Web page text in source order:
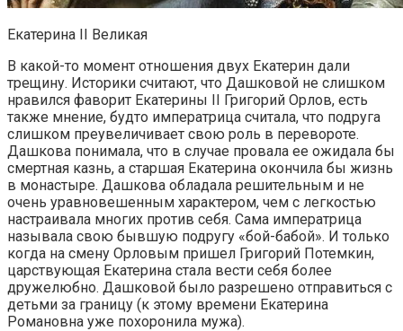
Екатерина II Великая
В какой-то момент отношения двух Екатерин дали
трещину. Историки считают, что Дашковой не слишком
нравился фаворит Екатерины II Григорий Орлов, есть
также мнение, будто императрица считала, что подруга
слишком преувеличивает свою роль в перевороте.
Дашкова понимала, что в случае провала ее ожидала бы
смертная казнь, а старшая Екатерина окончила бы жизнь
в монастыре. Дашкова обладала решительным и не
очень уравновешенным характером, чем с легкостью
настраивала многих против себя. Сама императрица
называла свою бывшую подругу «бой-бабой». И только
когда на смену Орловым пришел Григорий Потемкин,
царствующая Екатерина стала вести себя более
дружелюбно. Дашковой было разрешено отправиться с
детьми за границу (к этому времени Екатерина
Романовна уже похоронила мужа).